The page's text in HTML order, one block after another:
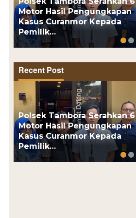
Motor Hasil Pengungkapan
Kasus Curanmor Kepada
Pemilik…
Recent Post
Polsek Tambora Serahkan 6
Motor Hasil Pengungkapan
Kasus Curanmor Kepada
Pemilik…